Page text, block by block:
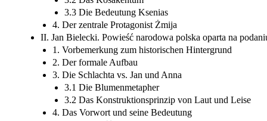
3.3 Die Bedeutung Ksenias
4. Der zentrale Protagonist Żmija
II. Jan Bielecki. Powieść narodowa polska oparta na
1. Vorbemerkung zum historischen Hintergrund
2. Der formale Aufbau
3. Die Schlachta vs. Jan und Anna
3.1 Die Blumenmetapher
3.2 Das Konstruktionsprinzip von Laut und Leise
4. Das Vorwort und seine Bedeutung